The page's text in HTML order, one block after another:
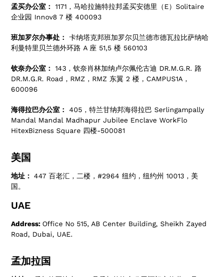
孟买办公室：
1171，马哈拉施特拉邦孟买安德里（E）Solitaire
企业园 Innov8 7 楼 400093
班加罗尔办事处：
卡纳塔克邦班加罗尔贝兰德市德瓦拉比萨纳哈
利曼特里贝兰德外环路 A 座 51,5 楼 560103
钦奈办公室：
143，钦奈肖林加纳卢尔佩伦古迪 DR.M.G.R. 路
DR.M.G.R. Road，RMZ，RMZ 东翼 2 楼，CAMPUS1A，
600096
海得拉巴办公室：
405，特兰甘纳邦海得拉巴 Serlingampally
Mandal Mandal Madhapur Jubilee Enclave WorkFlo
HitexBizness Square 四楼-500081
美国
地址：447 百老汇，二楼，#2964 纽约，纽约州 10013，美
国。
UAE
Address: Office No 515, AB Center Building, Sheikh Zayed
Road, Dubai, UAE.
孟加拉国